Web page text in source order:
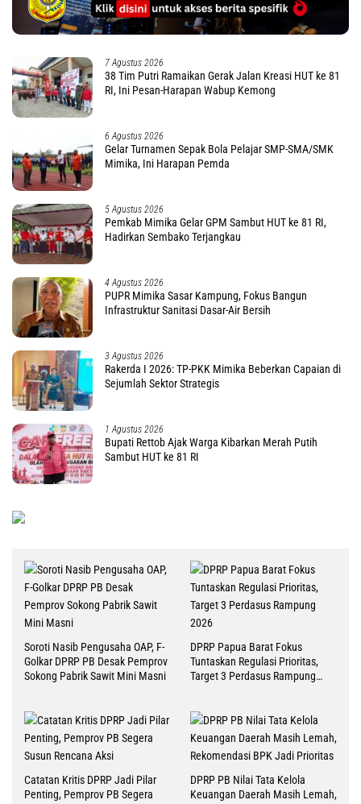
7 Agustus 2026
38 Tim Putri Ramaikan Gerak Jalan Kreasi HUT ke 81
RI, Ini Pesan-Harapan Wabup Kemong
6 Agustus 2026
Gelar Turnamen Sepak Bola Pelajar SMP-SMA/SMK
Mimika, Ini Harapan Pemda
5 Agustus 2026
Pemkab Mimika Gelar GPM Sambut HUT ke 81 RI,
Hadirkan Sembako Terjangkau
4 Agustus 2026
PUPR Mimika Sasar Kampung, Fokus Bangun
Infrastruktur Sanitasi Dasar-Air Bersih
3 Agustus 2026
Rakerda I 2026: TP-PKK Mimika Beberkan Capaian di
Sejumlah Sektor Strategis
1 Agustus 2026
Bupati Rettob Ajak Warga Kibarkan Merah Putih
Sambut HUT ke 81 RI
Soroti Nasib Pengusaha OAP, F-
Golkar DPRP PB Desak Pemprov
Sokong Pabrik Sawit Mini Masni
DPRP Papua Barat Fokus
Tuntaskan Regulasi Prioritas,
Target 3 Perdasus Rampung
Catatan Kritis DPRP Jadi Pilar
Penting, Pemprov PB Segera
DPRP PB Nilai Tata Kelola
Keuangan Daerah Masih Lemah,